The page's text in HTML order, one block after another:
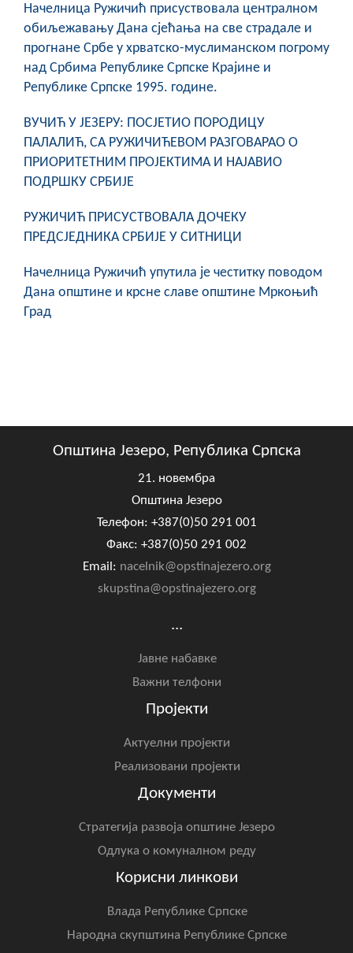
ПРИВРЕДА
Пољопривреда
Туризам
Спорт
ЦИВИЛНА ЗАШТИТА
Начелница Ружичић присуствовала централном
обиљежавању Дана сјећања на све страдале и
прогнане Србе у хрватско-муслиманском погрому
над Србима Републике Српске Крајине и
Републике Српске 1995. године.
ВУЧИЋ У ЈЕЗЕРУ: ПОСЈЕТИО ПОРОДИЦУ
ПАЛАЛИЋ, СА РУЖИЧИЋЕВОМ РАЗГОВАРАО О
ПРИОРИТЕТНИМ ПРОЈЕКТИМА И НАЈАВИО
ПОДРШКУ СРБИЈЕ
РУЖИЧИЋ ПРИСУСТВОВАЛА ДОЧЕКУ
ПРЕДСЈЕДНИКА СРБИЈЕ У СИТНИЦИ
Начелница Ружичић упутила је честитку поводом
Дана општине и крсне славе општине Мркоњић
Град
Општина Језеро, Република Српска
21. новембра
Општина Језеро
Телефон: +387(0)50 291 001
Факс: +387(0)50 291 002
Email: nacelnik@opstinajezero.org
skupstina@opstinajezero.org
...
Јавне набавке
Важни телфони
Пројекти
Актуелни пројекти
Реализовани пројекти
Документи
Стратегија развоја општине Језеро
Одлука о комуналном реду
Корисни линкови
Влада Републике Српске
Народна скупштина Републике Српске